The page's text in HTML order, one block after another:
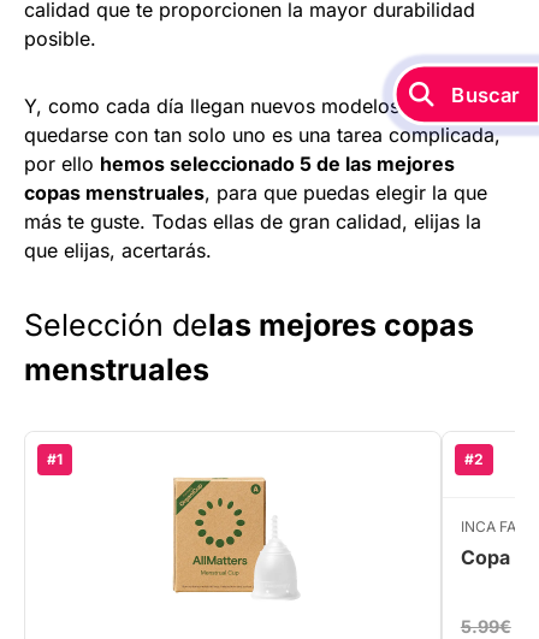
calidad que te proporcionen la mayor durabilidad
posible.
Y, como cada día llegan nuevos modelos al mercado,
quedarse con tan solo uno es una tarea complicada,
por ello hemos seleccionado 5 de las mejores
copas menstruales, para que puedas elegir la que
más te guste. Todas ellas de gran calidad, elijas la
que elijas, acertarás.
Selección delas mejores copas
menstruales
#1 #2
INCA
Copa
5.99€
Buscar